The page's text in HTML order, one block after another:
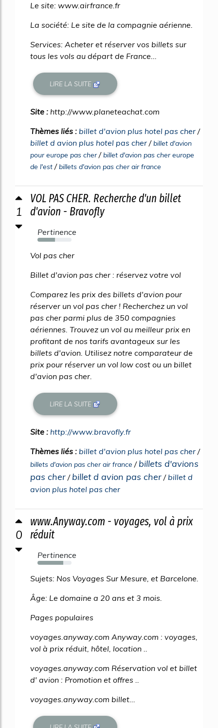
Le site: www.airfrance.fr
La société: Le site de la compagnie aérienne.
Services: Acheter et réserver vos billets sur
tous les vols au départ de France...
LIRE LA SUITE
Site : http://www.planeteachat.com
Thèmes liés : billet d'avion plus hotel pas cher /
billet d avion plus hotel pas cher /billet d'avion
pour europe pas cher/billet d'avion pas cher europe
de l'est /billets d'avion pas cher air france
1
VOL PAS CHER. Recherche d'un billet
d'avion - Bravofly
Pertinence
51%
Vol pas cher
Billet d'avion pas cher : réservez votre vol
Comparez les prix des billets d'avion pour
réserver un vol pas cher ! Recherchez un vol
pas cher parmi plus de 350 compagnies
aériennes. Trouvez un vol au meilleur prix en
profitant de nos tarifs avantageux sur les
billets d'avion. Utilisez notre comparateur de
prix pour réserver un vol low cost ou un billet
d'avion pas cher.
LIRE LA SUITE
Site : http://www.bravofly.fr
Thèmes liés : billet d'avion plus hotel pas cher /
billets d'avion pas cher air france / billets d'avions
pas cher / billet d avion pas cher / billet d
avion plus hotel pas cher
0
www.Anyway.com - voyages, vol à prix
réduit
Pertinence
75%
Sujets: Nos Voyages Sur Mesure, et Barcelone.
Âge: Le domaine a 20 ans et 3 mois.
Pages populaires
voyages.anyway.com Anyway.com : voyages,
vol à prix réduit, hôtel, location ..
voyages.anyway.com Réservation vol et billet
d' avion : Promotion et offres ..
voyages.anyway.com billet...